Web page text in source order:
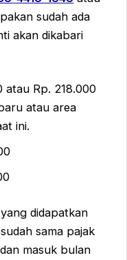
sudah ada
akan dikabari
Rp. 218.000
atau area
ini.
didapatkan
sama pajak
masuk bulan